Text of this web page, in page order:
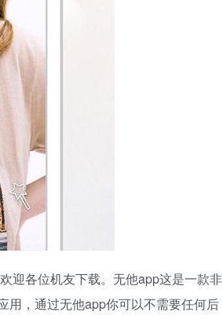
迎各位机友下载。无他app这是一款非
用，通过无他app你可以不需要任何后